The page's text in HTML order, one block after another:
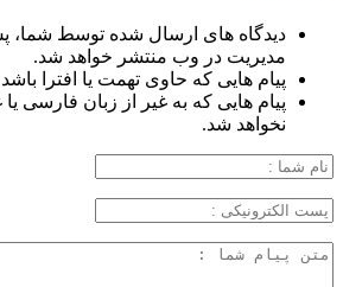
دیدگاه های ارسال شده توسط شما،
مدیریت در وب منتشر خواهد شد.
پیام هایی که حاوی تهمت یا افترا
پیام هایی که به غیر از زبان فارسی
نخواهد شد.